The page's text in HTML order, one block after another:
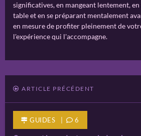
significatives, en mangeant lentement,
table et en se préparant mentalement
en mesure de profiter pleinement de
l'expérience qui l'accompagne.
ARTICLE PRÉCÉDENT
GUIDES | 6